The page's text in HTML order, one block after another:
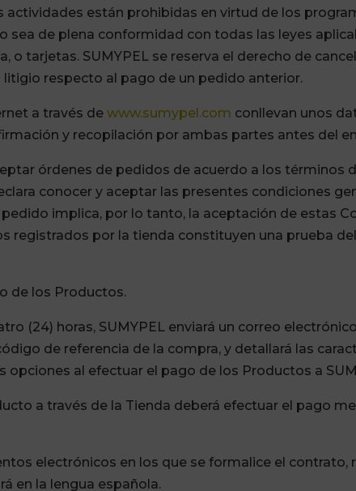
actividades están prohibidas en virtud de los
sea de plena conformidad con todas las leyes
o tarjetas. SUMYPEL se reserva el derecho de
respecto al pago de un pedido anterior.
a través dewww.sumypel.com conllevan unos
y recopilación por ambas partes antes del
órdenes de pedidos de acuerdo a los términos
conocer y aceptar las presentes condiciones
implica, por lo tanto, la aceptación de estas
registrados por la tienda constituyen una prueba
de los Productos.
(24) horas, SUMYPEL enviará un correo
de referencia de la compra, y detallará las
opciones al efectuar el pago de los Productos a
a través de la Tienda deberá efectuar el pago
electrónicos en los que se formalice el
en la lengua española.